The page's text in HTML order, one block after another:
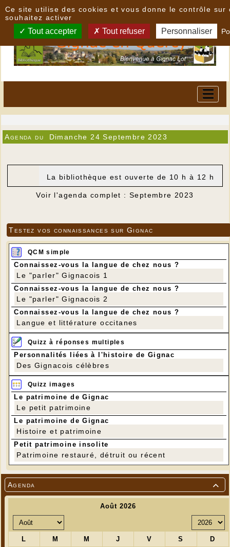

Agenda
Agenda du Dimanche 24 Septembre 2023
La bibliothèque est ouverte de 10 h à 12 h
Voir l'agenda complet : Septembre 2023
Testez vos connaissances sur Gignac
QCM simple
Connaissez-vous la langue de chez nous ?
Le "parler" Gignacois 1
Connaissez-vous la langue de chez nous ?
Le "parler" Gignacois 2
Connaissez-vous la langue de chez nous ?
Langue et littérature occitanes
Quizz à réponses multiples
Personnalités liées à l'histoire de Gignac
Des Gignacois célèbres
Quizz images
Le patrimoine de Gignac
Le petit patrimoine
Le patrimoine de Gignac
Histoire et patrimoine
Petit patrimoine insolite
Patrimoine restauré, détruit ou récent
Ce site utilise des cookies et vous donne le contrôle sur
souhaitez activer
Tout accepter Tout refuser Personnaliser